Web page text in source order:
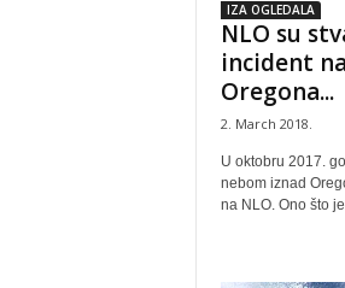
IZA OGLEDALA
NLO su
incident
Oregona...
2. March 2018.
U oktobru 2017.
nebom iznad
na NLO. Ono što